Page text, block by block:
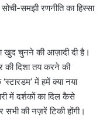
समझी रणनीति का हिस्सा
खुद चुनने की आज़ादी दी है।
दिशा तय करने की
में हमें क्या नया
में दर्शकों का दिल कैसे
की नज़रें टिकी होंगी।